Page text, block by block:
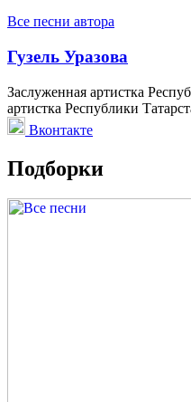
Все песни автора
Гузель Уразова
Заслуженная артистка
артистка Республики
Вконтакте
Подборки